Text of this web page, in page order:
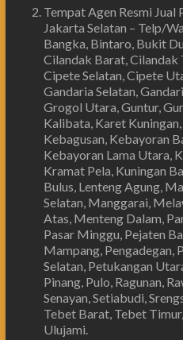
Tempat Agen Resmi
Jakarta Selatan – Telp/
Bangka, Bintaro, Bukit
Cilandak Barat, Cilandak
Cipete Selatan, Cipete
Gandaria Selatan,
Grogol Utara, Guntur,
Kalibata, Karet
Kebagusan, Kebayoran
Kebayoran Lama Utara,
Kramat Pela, Kuningan
Bulus, Lenteng Agung,
Selatan, Manggarai,
Atas, Menteng Dalam,
Pasar Minggu, Pejaten
Mampang, Pengadegan,
Selatan, Petukangan
Pinang, Pulo, Ragunan,
Senayan, Setiabudi,
Tebet Barat, Tebet
Ulujami.